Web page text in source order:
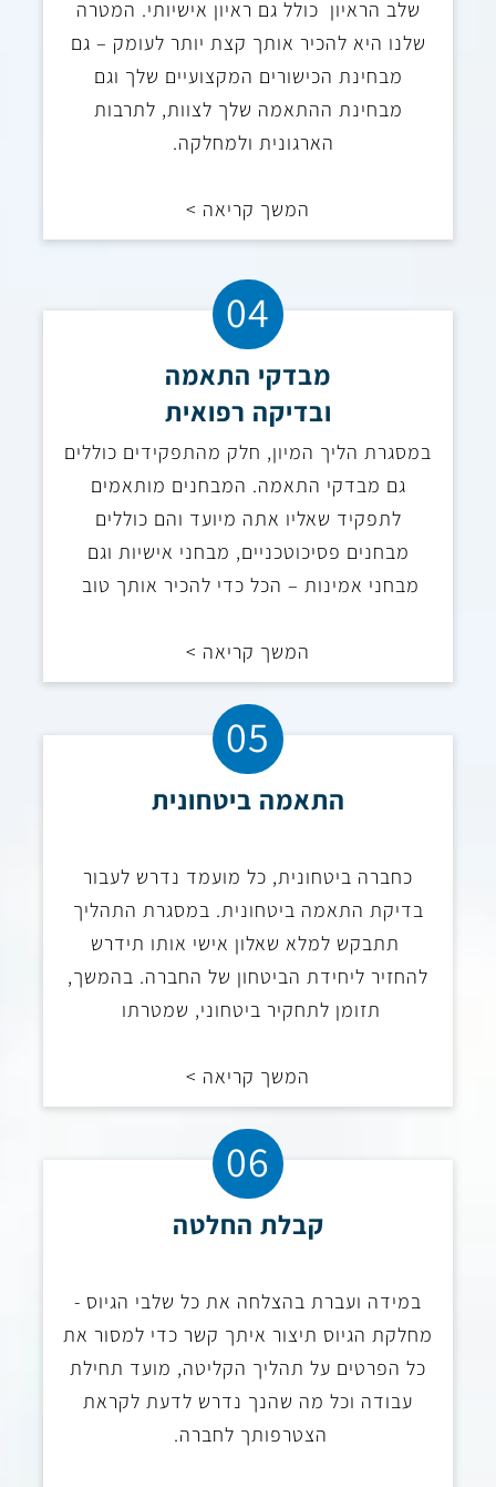
שלב הראיון כולל גם ראיון אישיותי. המטרה
שלנו היא להכיר אותך קצת יותר לעומק – גם
מבחינת הכישורים המקצועיים שלך וגם
מבחינת ההתאמה שלך לצוות, לתרבות
הארגונית ולמחלקה.
המשך קריאה >
04
מבדקי התאמה
ובדיקה רפואית
במסגרת הליך המיון, חלק מהתפקידים כוללים
גם מבדקי התאמה. המבחנים מותאמים
לתפקיד שאליו אתה מיועד והם כוללים
מבחנים פסיכוטכניים, מבחני אישיות וגם
מבחני אמינות – הכל כדי להכיר אותך טוב
המשך קריאה >
05
התאמה ביטחונית
כחברה ביטחונית, כל מועמד נדרש לעבור
בדיקת התאמה ביטחונית. במסגרת התהליך
תתבקש למלא שאלון אישי אותו תידרש
להחזיר ליחידת הביטחון של החברה. בהמשך,
תזומן לתחקיר ביטחוני, שמטרתו
המשך קריאה >
06
קבלת החלטה
במידה ועברת בהצלחה את כל שלבי הגיוס -
מחלקת הגיוס תיצור איתך קשר כדי למסור את
כל הפרטים על תהליך הקליטה, מועד תחילת
עבודה וכל מה שהנך נדרש לדעת לקראת
הצטרפותך לחברה.